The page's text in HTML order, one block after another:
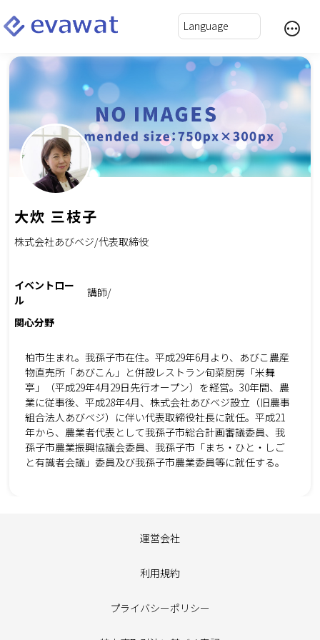
大炊 三枝子
株式会社あびベジ/代表取締役
イベントロー
ル
講師/
関心分野
柏市生まれ。我孫子市在住。平成29年6月より、あびこ農産
物直売所「あびこん」と併設レストラン旬菜厨房「米舞
亭」（平成29年4月29日先行オープン）を経営。30年間、農
業に従事後、平成28年4月、株式会社あびベジ設立（旧農事
組合法人あびベジ）に伴い代表取締役社長に就任。平成21
年から、農業者代表として我孫子市総合計画審議委員、我
孫子市農業振興協議会委員、我孫子市「まち・ひと・しご
と有識者会議」委員及び我孫子市農業委員等に就任する。
運営会社
利用規約
プライバシーポリシー